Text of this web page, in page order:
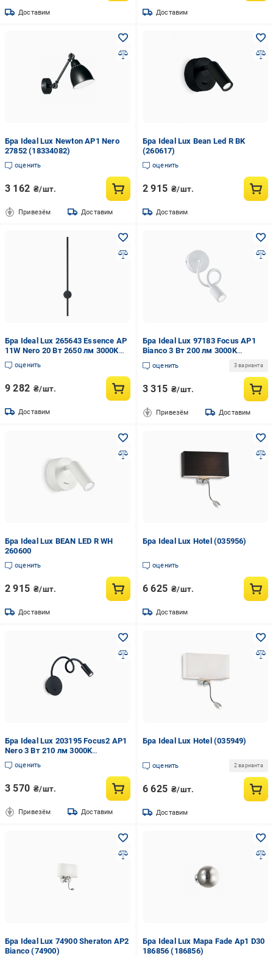
Доставим Доставим
Бра Ideal Lux Newton AP1 Nero
27852 (18334082)
оценить
3 162 ₴/шт.
Привезём Доставим
Бра Ideal Lux Bean Led R BK
(260617)
оценить
2 915 ₴/шт.
Доставим
Бра Ideal Lux 265643 Essence AP
11W Nero 20 Вт 2650 лм 3000K
(24574900)
оценить
9 282 ₴/шт.
Доставим
Бра Ideal Lux 97183 Focus AP1
Bianco 3 Вт 200 лм 3000K
(10365836)
оценить 3 варианта
3 315 ₴/шт.
Привезём Доставим
Бра Ideal Lux BEAN LED R WH
260600
оценить
2 915 ₴/шт.
Доставим
Бра Ideal Lux Hotel (035956)
оценить
6 625 ₴/шт.
Доставим
Бра Ideal Lux 203195 Focus2 AP1
Nero 3 Вт 210 лм 3000K
(10901340)
оценить
3 570 ₴/шт.
Привезём Доставим
Бра Ideal Lux Hotel (035949)
оценить 2 варианта
6 625 ₴/шт.
Доставим
Бра Ideal Lux 74900 Sheraton AP2
Bianco (74900)
Бра Ideal Lux Mapa Fade Ap1 D30
186856 (186856)